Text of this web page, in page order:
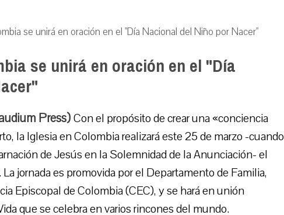
se unirá en oración en el "Día Nacional del Niño por Nacer"
se unirá en oración en el "Día
Press)Con el propósito de crear una «conciencia
la Iglesia en Colombia realizará este 25 de marzo -cuando
de Jesús en la Solemnidad de la Anunciación- el
jornada es promovida por el Departamento de Familia,
Episcopal de Colombia (CEC), y se hará en unión
que se celebra en varios rincones del mundo.